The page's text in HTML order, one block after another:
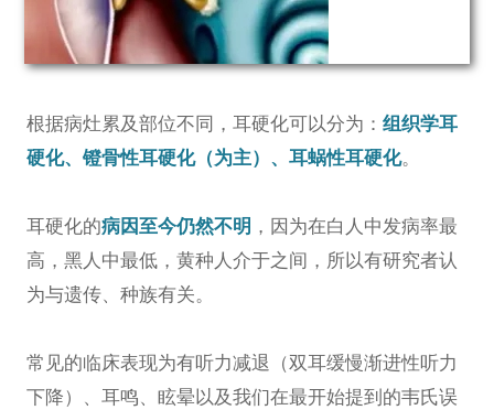
根据病灶累及部位不同，耳硬化可以分为： 组织学耳
硬化、镫骨性耳硬化（为主）、耳蜗性耳硬化。
耳硬化的病因至今仍然不明 ，因为在白人中发病率最
高，黑人中最低，黄种人介于之间，所以有研究者认
为与遗传、种族有关。
常见的临床表现为有听力减退（双耳缓慢渐进性听力
下降）、 耳鸣、 眩晕 以及我们在最开始提到的韦氏误